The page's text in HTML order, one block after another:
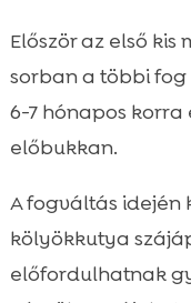
Először az első kis
sorban a többi fog
6-7 hónapos
előbukkan.
A fogváltás idején
kölyökkutya
előfordulhatnak